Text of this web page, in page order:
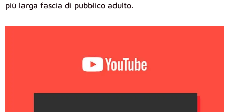
più larga fascia di pubblico adulto.